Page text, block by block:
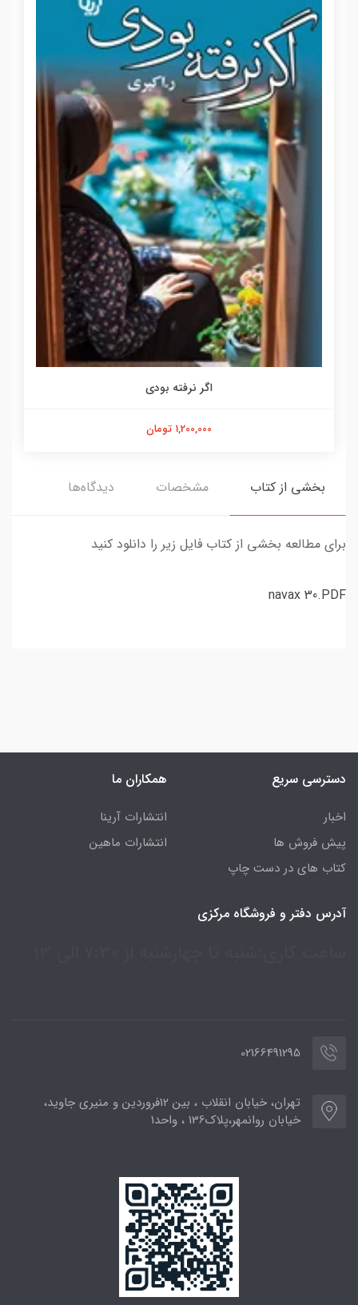
اگر نرفته بودی
1,200,000 تومان
بخشی از کتاب مشخصات دیدگاه‌ها
برای مطالعه بخشی از کتاب فایل زیر را دانلود کنید
navax 30.PDF
دسترسی سریع
اخبار
پیش فروش ها
کتاب های در دست چاپ
همکاران ما
انتشارات آرینا
انتشارات ماهین
آدرس دفتر و فروشگاه مرکزی
02166491295
تهران، خیابان انقلاب ، بین 12فروردین و منیری جاوید،
خیابان روانمهر،پلاک136 ، واحد1